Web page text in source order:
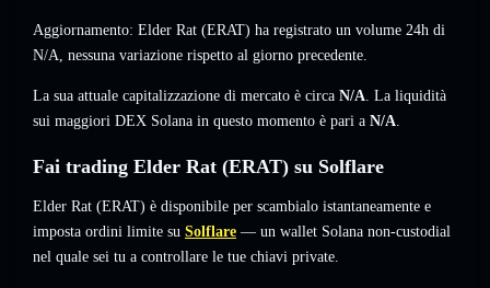
Aggiornamento: Elder Rat (ERAT) ha registrato un volume 24h di
N/A, nessuna variazione rispetto al giorno precedente.
La sua attuale capitalizzazione di mercato è circa N/A. La liquidità
sui maggiori DEX Solana in questo momento è pari a N/A.
Fai trading Elder Rat (ERAT) su Solflare
Elder Rat (ERAT) è disponibile per scambialo istantaneamente e
imposta ordini limite su Solflare — un wallet Solana non-custodial
nel quale sei tu a controllare le tue chiavi private.